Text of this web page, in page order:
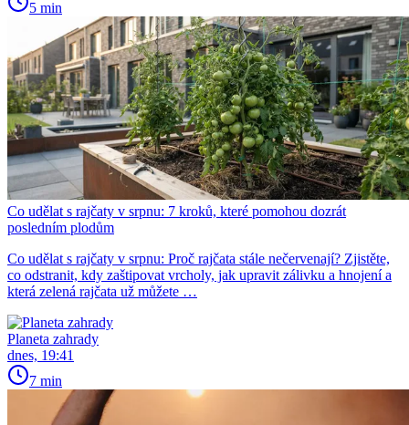
5 min
Co udělat s rajčaty v srpnu: 7 kroků, které pomohou dozrát
posledním plodům
Co udělat s rajčaty v srpnu: Proč rajčata stále nečervenají? Zjistěte,
co odstranit, kdy zaštipovat vrcholy, jak upravit zálivku a hnojení a
která zelená rajčata už můžete …
Planeta zahrady
dnes, 19:41
7 min